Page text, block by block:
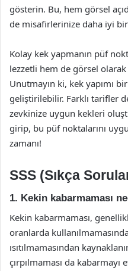
gösterin. Bu, hem görsel
de misafirlerinize daha iyi
Kolay kek yapmanın püf
lezzetli hem de görsel
Unutmayın ki, kek yapımı
geliştirilebilir. Farklı tarifler
zevkinize uygun kekleri
girip, bu püf noktalarını
zamanı!
SSS (Sıkça
1. Kekin kabarmaması
Kekin kabarmaması,
oranlarda
ısıtılmamasından
çırpılmaması da kabarmayı